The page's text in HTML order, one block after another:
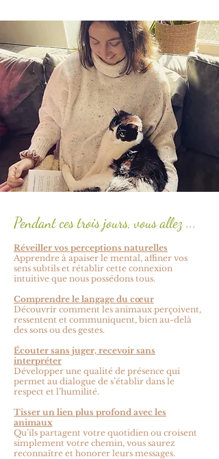
Pendant ces trois jours, vous allez ...
Réveiller vos perceptions naturelles
Apprendre à apaiser le mental, affiner vos
sens subtils et rétablir cette connexion
intuitive que nous possédons tous.
Comprendre le langage du cœur
Découvrir comment les animaux perçoivent,
ressentent et communiquent, bien au-delà
des sons ou des gestes.
Écouter sans juger, recevoir sans
interpréter
Développer une qualité de présence qui
permet au dialogue de s’établir dans le
respect et l’humilité.
Tisser un lien plus profond avec les
animaux
Qu’ils partagent votre quotidien ou croisent
simplement votre chemin, vous saurez
reconnaître et honorer leurs messages.